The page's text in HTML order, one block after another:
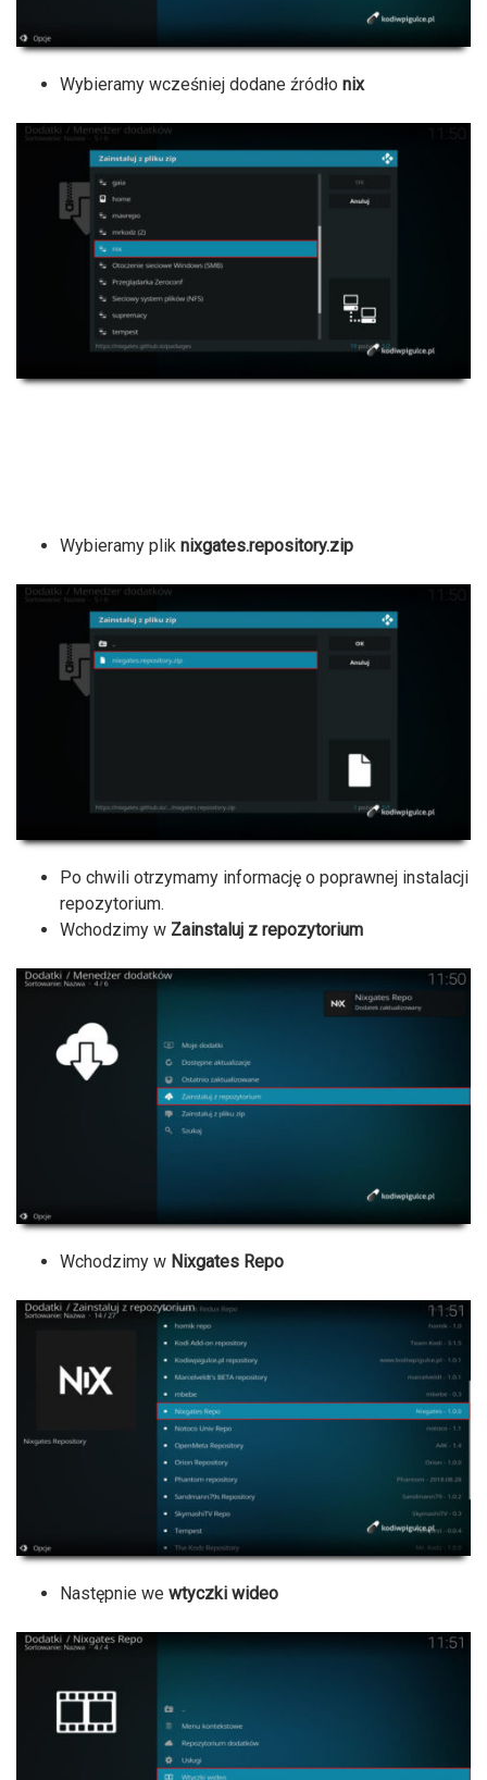
Wybieramy wcześniej dodane źródło nix
Wybieramy plik nixgates.repository.zip
Po chwili otrzymamy informację o poprawnej instalacji
repozytorium.
Wchodzimy w Zainstaluj z repozytorium
Wchodzimy w Nixgates Repo
Następnie we wtyczki wideo